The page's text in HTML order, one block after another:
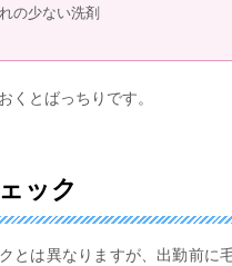
の少ない洗剤
くとばっちりです。
ック
とは異なりますが、出勤前に